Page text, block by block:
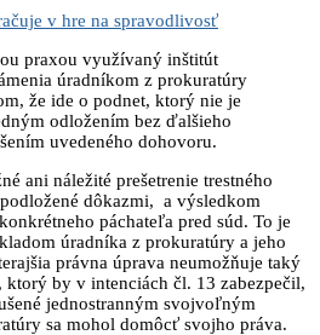
v hre na spravodlivosť
praxou využívaný inštitút
úradníkom z prokuratúry
že ide o podnet, ktorý nie je
odložením bez ďalšieho
uvedeného dohovoru.
ani náležité prešetrenie trestného
dôkazmi, a výsledkom
páchateľa pred súd. To je
úradníka z prokuratúry a jeho
právna úprava neumožňuje taký
by v intenciách čl. 13 zabezpečil,
jednostranným svojvoľným
sa mohol domôcť svojho práva.